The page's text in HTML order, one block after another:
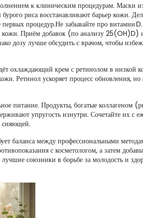
к клиническим процедурам. Маски
риса восстанавливают барьер кожи.
первых процедур.Не забывайте про витамин
кожи. Приём добавок (по анализу 25(OH)D)
дозу лучше обсудить с врачом, чтобы
охлаждающий крем с ретинолом в низкой
Ретинол ускоряет процесс обновления,
питание. Продукты, богатые коллагеном
упругость изнутри. Сочетайте их с
сияющей.
баланса между профессиональными
с косметологом, а затем
союзники в борьбе за молодость и